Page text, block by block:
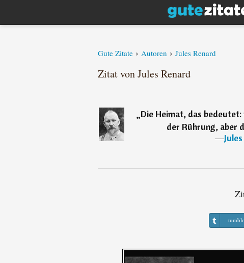
Gute Zitate › Autoren › Jules Renard
Zitat von Jules Renard
„Die Heimat, das
der Rührung, aber
―
tumblr